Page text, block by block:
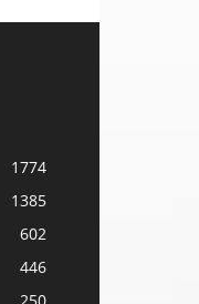
1774
1385
602
446